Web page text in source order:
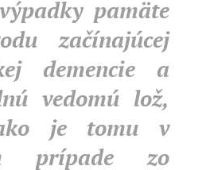
pamäte
začínajúcej
demencie a
vedomú lož,
je tomu v
prípade zo